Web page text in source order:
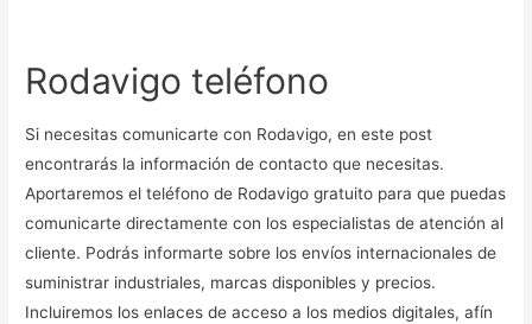
Rodavigo teléfono
Si necesitas comunicarte con Rodavigo, en este post
encontrarás la información de contacto que necesitas.
Aportaremos el teléfono de Rodavigo gratuito para que puedas
comunicarte directamente con los especialistas de atención al
cliente. Podrás informarte sobre los envíos internacionales de
suministrar industriales, marcas disponibles y precios.
Incluiremos los enlaces de acceso a los medios digitales, afín